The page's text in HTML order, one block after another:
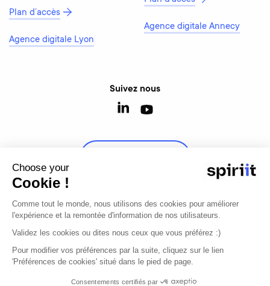
Plan d’accès
Agence digitale Lyon
Agence digitale Annecy
Suivez nous
Modifier mon consentement
Agence digitale, e-commerce et développement
Choose your
Cookie !
Comme tout le monde, nous utilisons des cookies pour améliorer
l'expérience et la remontée d'information de nos utilisateurs.
Validez les cookies ou dites nous ceux que vous préférez :)
Pour modifier vos préférences par la suite, cliquez sur le lien
'Préférences de cookies' situé dans le pied de page.
Consentements certifiés par